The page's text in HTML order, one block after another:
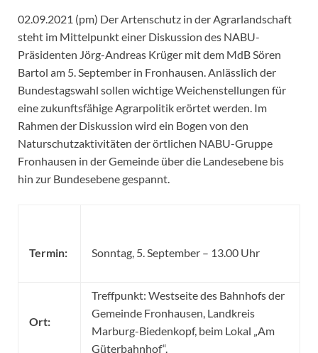
02.09.2021 (pm) Der Artenschutz in der Agrarlandschaft
steht im Mittelpunkt einer Diskussion des NABU-
Präsidenten Jörg-Andreas Krüger mit dem MdB Sören
Bartol am 5. September in Fronhausen. Anlässlich der
Bundestagswahl sollen wichtige Weichenstellungen für
eine zukunftsfähige Agrarpolitik erörtet werden. Im
Rahmen der Diskussion wird ein Bogen von den
Naturschutzaktivitäten der örtlichen NABU-Gruppe
Fronhausen in der Gemeinde über die Landesebene bis
hin zur Bundesebene gespannt.
Termin: Sonntag, 5. September – 13.00 Uhr
Ort:
Treffpunkt: Westseite des Bahnhofs der
Gemeinde Fronhausen, Landkreis
Marburg-Biedenkopf, beim Lokal „Am
Güterbahnhof“.